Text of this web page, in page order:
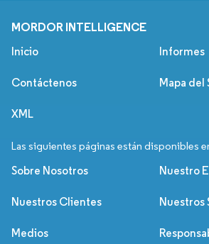
MORDOR INTELLIGENCE
Inicio Informes
Contáctenos Mapa del
XML
Las siguientes páginas están disponibles
Sobre Nosotros Nuestro
Nuestros Clientes Nuestros
Medios